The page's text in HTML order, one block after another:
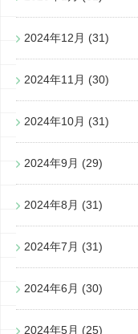
2024年12月 (31)
2024年11月 (30)
2024年10月 (31)
2024年9月 (29)
2024年8月 (31)
2024年7月 (31)
2024年6月 (30)
2024年5月 (25)